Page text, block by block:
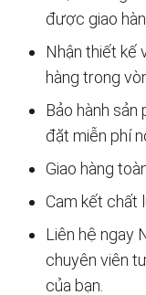
được giao
Nhận thiết kế
hàng trong
Bảo hành sản
đặt miễn phí
Giao hàng
Cam kết chất
Liên hệ ngay
chuyên viên
của bạn.